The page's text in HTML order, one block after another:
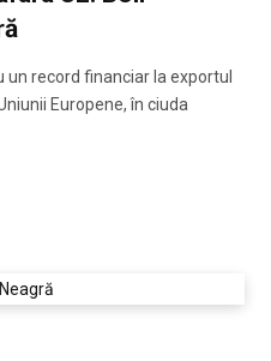
un record financiar la exportul
Europene, în ciuda